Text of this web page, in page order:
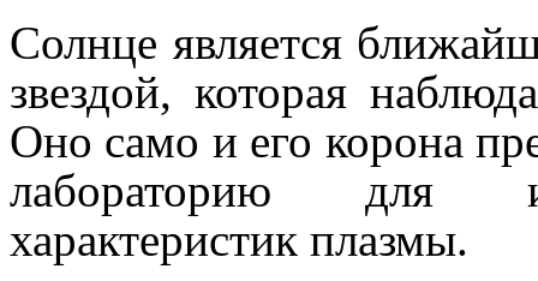
Солнце является
звездой, которая
Оно само и его корона
лабораторию для
характеристик плазмы.